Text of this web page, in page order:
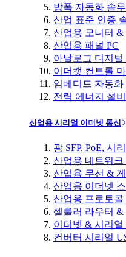
방폭 자동화 솔
산업 표준 인증
산업용 모니터 &
산업용 패널 PC
아날로그 디지털
이더캣 컨트롤
임베디드 자동화
전력 에너지 설비
산업용 시리얼 이더넷 통신
광 SFP, PoE, 시
산업용 네트워크
산업용 무선 & 게
산업용 이더넷
산업용 프로토콜
셀룰러 라우터 &
이더넷 & 시리얼
컨버터 시리얼